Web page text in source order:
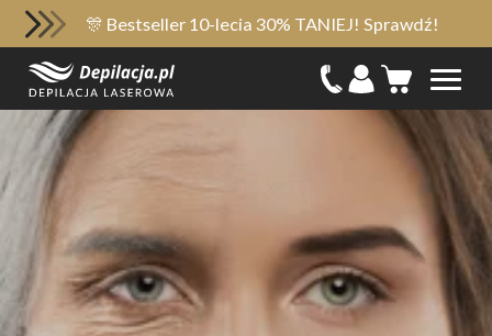
🎊 Bestseller 10-lecia 30% TANIEJ! Sprawdź!